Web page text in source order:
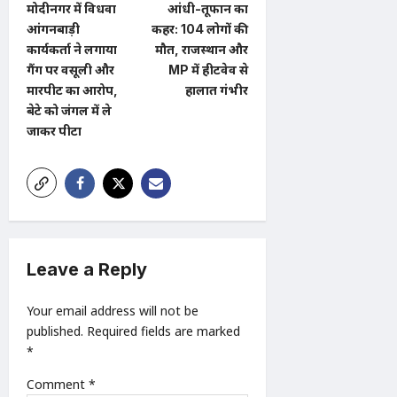
s
t
n
a
v
i
g
a
t
o
n
मोदीनगर में विधवा
आंगनबाड़ी
कार्यकर्ता ने लगाया
गैंग पर वसूली और
मारपीट का आरोप,
बेटे को जंगल में ले
जाकर पीटा
आंधी-तूफान का
कहर: 104 लोगों की
मौत, राजस्थान और
MP में हीटवेव से
हालात गंभीर
Leave a Reply
Your email address will not be
published. Required fields are marked
*
Comment *